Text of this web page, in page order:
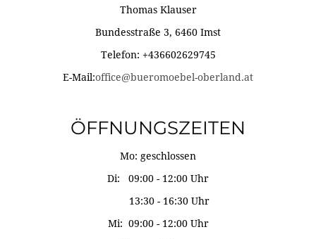
Thomas Klauser
Bundesstraße 3, 6460 Imst
Telefon: +436602629745
E-Mail:office@bueromoebel-oberland.at
ÖFFNUNGSZEITEN
Mo: geschlossen
Di: 09:00 - 12:00 Uhr
13:30 - 16:30 Uhr
Mi: 09:00 - 12:00 Uhr